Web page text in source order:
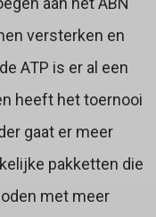
versterken en
ATP is er al een
heeft het toernooi
gaat er meer
pakketten die
met meer